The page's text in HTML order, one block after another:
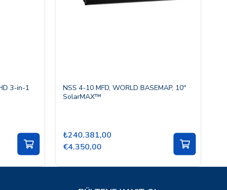
3-in-1
NSS 4-10 MFD, WORLD BASEMAP, 10''
SolarMAX™
₺240.381,00
€4.350,00